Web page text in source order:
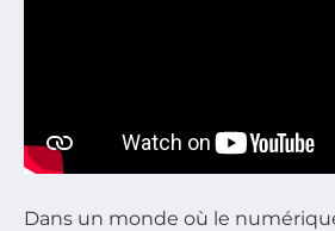
Dans un monde où le